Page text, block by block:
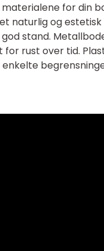
for din
naturlig og
god stand.
rust over tid.